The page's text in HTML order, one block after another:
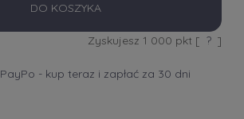
DO KOSZYKA
Zyskujesz 1 000 pkt [ ? ]
PayPo - kup teraz i zapłać za 30 dni